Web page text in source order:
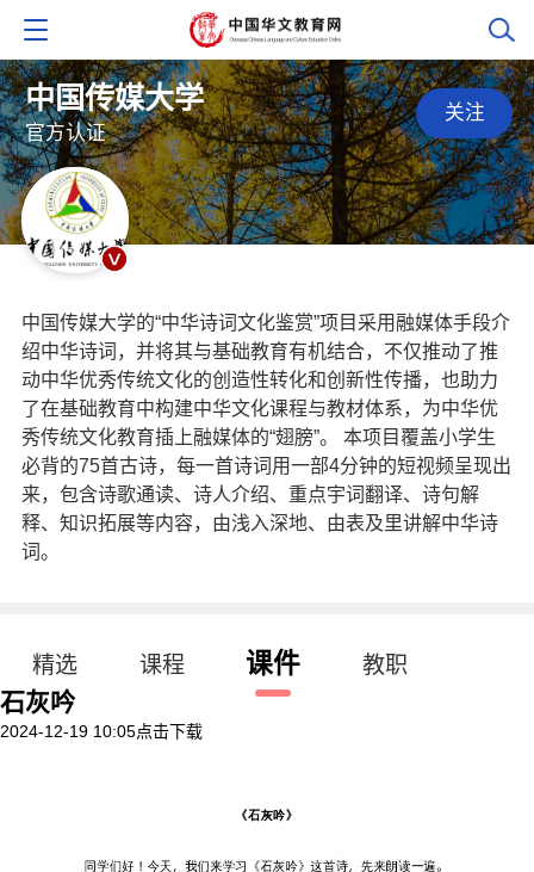
中国传媒大学
官方认证
中国传媒大学的“中华诗词文化鉴赏”项目采用融媒体手段介
绍中华诗词，并将其与基础教育有机结合，不仅推动了推
动中华优秀传统文化的创造性转化和创新性传播，也助力
了在基础教育中构建中华文化课程与教材体系，为中华优
秀传统文化教育插上融媒体的“翅膀”。 本项目覆盖小学生
必背的75首古诗，每一首诗词用一部4分钟的短视频呈现出
来，包含诗歌通读、诗人介绍、重点宇词翻译、诗句解
释、知识拓展等内容，由浅入深地、由表及里讲解中华诗
词。
关注
精选 课程 课件 教职
石灰吟
2024-12-19 10:05点击下载